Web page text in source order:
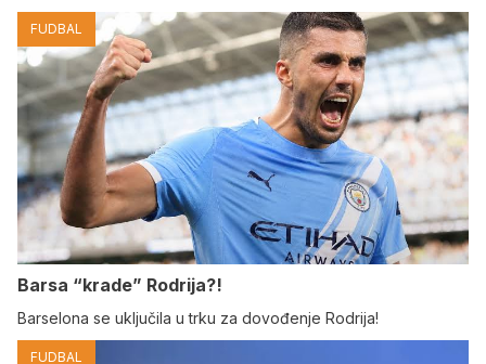
FUDBAL
Barsa “krade” Rodrija?!
Barselona se uključila u trku za dovođenje Rodrija!
FUDBAL